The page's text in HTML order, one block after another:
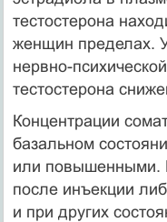
тестостерона
женщин пределах.
нервно-
тестостерона
Концентрации
базальном
или повышенными.
после инъекции
и при других